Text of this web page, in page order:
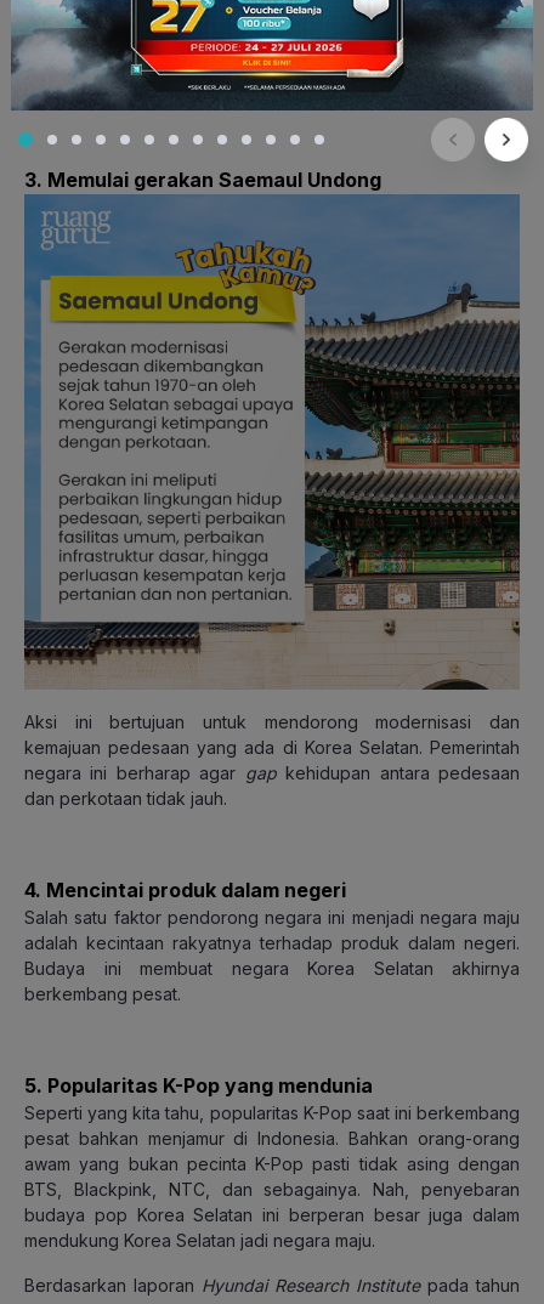
Perbaikan pada sumber daya manusia juga akan
meningkatkan kualitas hidup masyarakatnya. Program ini pun
berhasil dilakukan yang terbukti dari angka literasi Korea
Selatan yang mencapai lebih dari 97 persen sejak 2008.
3. Memulai gerakan Saemaul Undong
Aksi ini bertujuan untuk mendorong modernisasi dan
kemajuan pedesaan yang ada di Korea Selatan. Pemerintah
negara ini berharap agar gap kehidupan antara pedesaan
dan perkotaan tidak jauh.
4. Mencintai produk dalam negeri
Salah satu faktor pendorong negara ini menjadi negara maju
adalah kecintaan rakyatnya terhadap produk dalam negeri.
Budaya ini membuat negara Korea Selatan akhirnya
berkembang pesat.
5. Popularitas K-Pop yang mendunia
Seperti yang kita tahu, popularitas K-Pop saat ini berkembang
pesat bahkan menjamur di Indonesia. Bahkan orang-orang
awam yang bukan pecinta K-Pop pasti tidak asing dengan
BTS, Blackpink, NTC, dan sebagainya. Nah, penyebaran
budaya pop Korea Selatan ini berperan besar juga dalam
mendukung Korea Selatan jadi negara maju.
Berdasarkan laporan Hyundai Research Institute pada tahun